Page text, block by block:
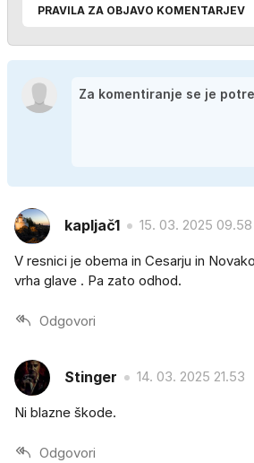
PRAVILA ZA OBJAVO KOMENTARJEV
kapljač1 15. 03. 2025 09.58
V resnici je obema in Cesarju in
vrha glave . Pa zato odhod.
Odgovori
Stinger 14. 03. 2025 21.53
Ni blazne škode.
Odgovori